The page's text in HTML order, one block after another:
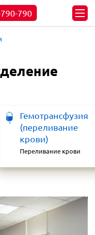
790
Гемотрансфузия
(переливание
крови)
Переливание крови